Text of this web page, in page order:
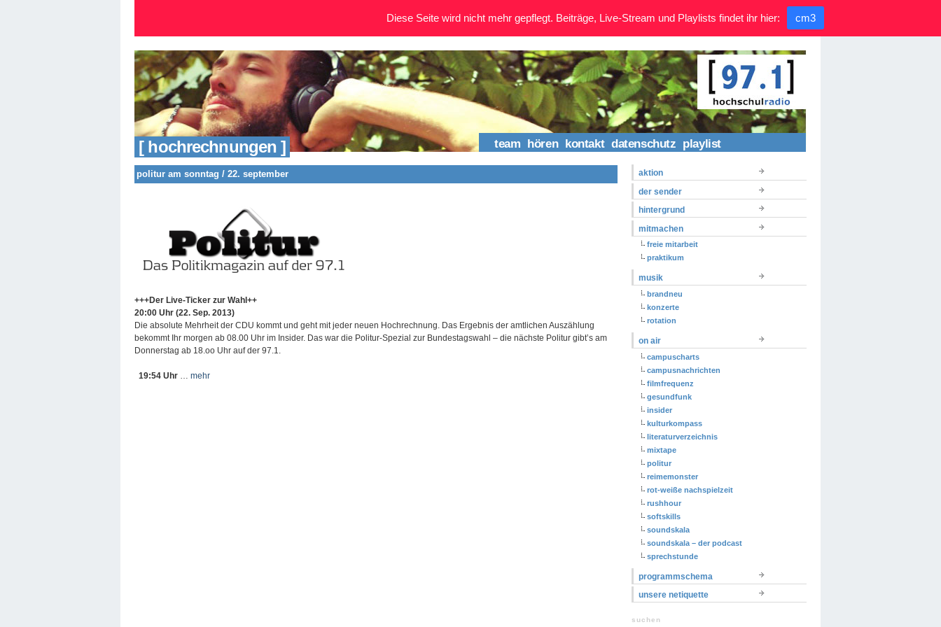
[ hochrechnungen ] team hören kontakt datenschutz playlist
politur am sonntag / 22. september
+++Der Live-Ticker zur Wahl++
20:00 Uhr (22. Sep. 2013)
Die absolute Mehrheit der CDU kommt und geht mit jeder neuen Hochrechnung. Das Ergebnis der amtlichen Auszählung
bekommt Ihr morgen ab 08.00 Uhr im Insider. Das war die Politur-Spezial zur Bundestagswahl – die nächste Politur gibt’s am
Donnerstag ab 18.oo Uhr auf der 97.1.
19:54 Uhr mehr
aktion
der sender
hintergrund
mitmachen
freie mitarbeit
praktikum
musik
brandneu
konzerte
rotation
on air
campuscharts
campusnachrichten
filmfrequenz
gesundfunk
insider
kulturkompass
literaturverzeichnis
mixtape
politur
reimemonster
rot-weiße nachspielzeit
rushhour
softskills
soundskala
soundskala – der podcast
sprechstunde
programmschema
unsere netiquette
suchen
Diese Seite wird nicht mehr gepflegt. Beiträge, Live-Stream und Playlists findet ihr hier: cm3